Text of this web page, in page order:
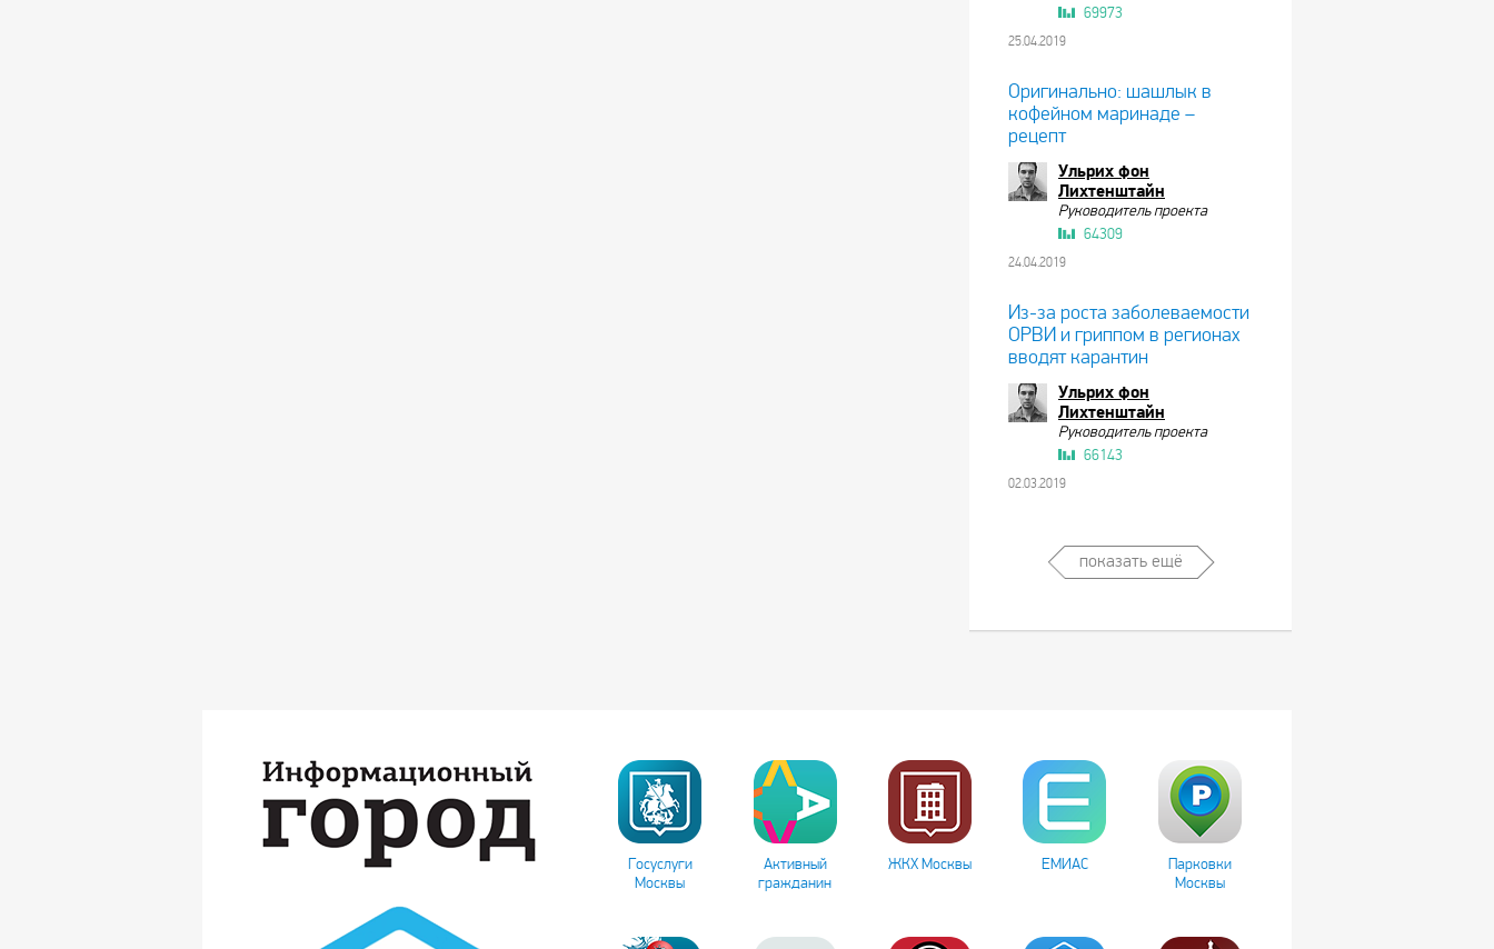
69973
25.04.2019
Оригинально: шашлык в
кофейном маринаде –
рецепт
Ульрих фон
Лихтенштайн
Руководитель проекта
64309
24.04.2019
Из-за роста заболеваемости
ОРВИ и гриппом в регионах
вводят карантин
Ульрих фон
Лихтенштайн
Руководитель проекта
66143
02.03.2019
показать ещё
Госуслуги
Москвы
Активный
гражданин
ЖКХ Москвы ЕМИАС
Парковки
Москвы